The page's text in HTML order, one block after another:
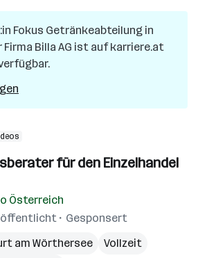
in
Kärnten
Fokus Getränkeabteilung in
Firma Billa AG ist auf karriere.at
für den Einzelhandel
Österreich
Gesponsert
am Wörthersee
Vollzeit